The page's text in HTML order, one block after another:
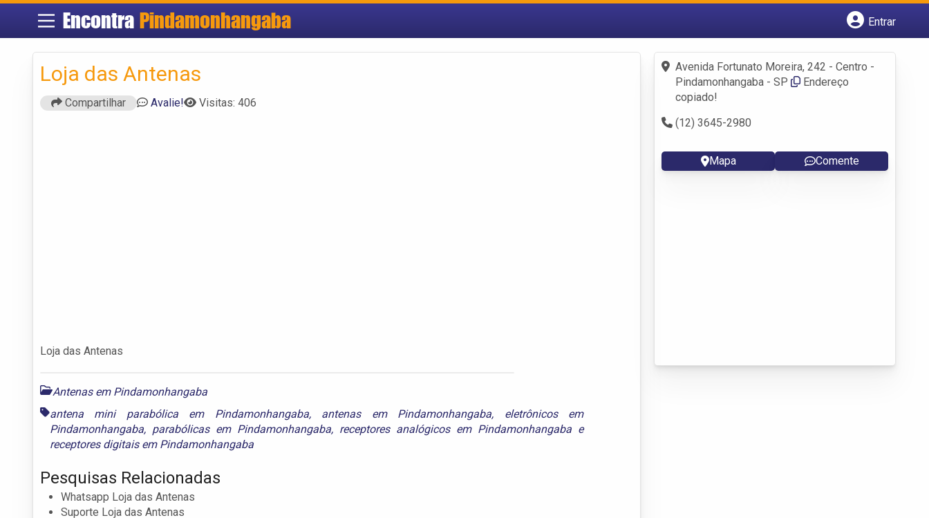
Encontra Pindamonhangaba
Entrar
Fazer login
Criar conta
Loja das Antenas
Compartilhar Avalie! Visitas: 406
Loja das Antenas
Antenas em Pindamonhangaba
antena mini parabólica em Pindamonhangaba, antenas em Pindamonhangaba, eletrônicos em
Pindamonhangaba, parabólicas em Pindamonhangaba, receptores analógicos em Pindamonhangaba e
receptores digitais em Pindamonhangaba
Pesquisas Relacionadas
Whatsapp Loja das Antenas
Suporte Loja das Antenas
Avenida Fortunato Moreira, 242 - Centro -
Pindamonhangaba - SP
Endereço
copiado!
(12) 3645-2980
Mapa Comente